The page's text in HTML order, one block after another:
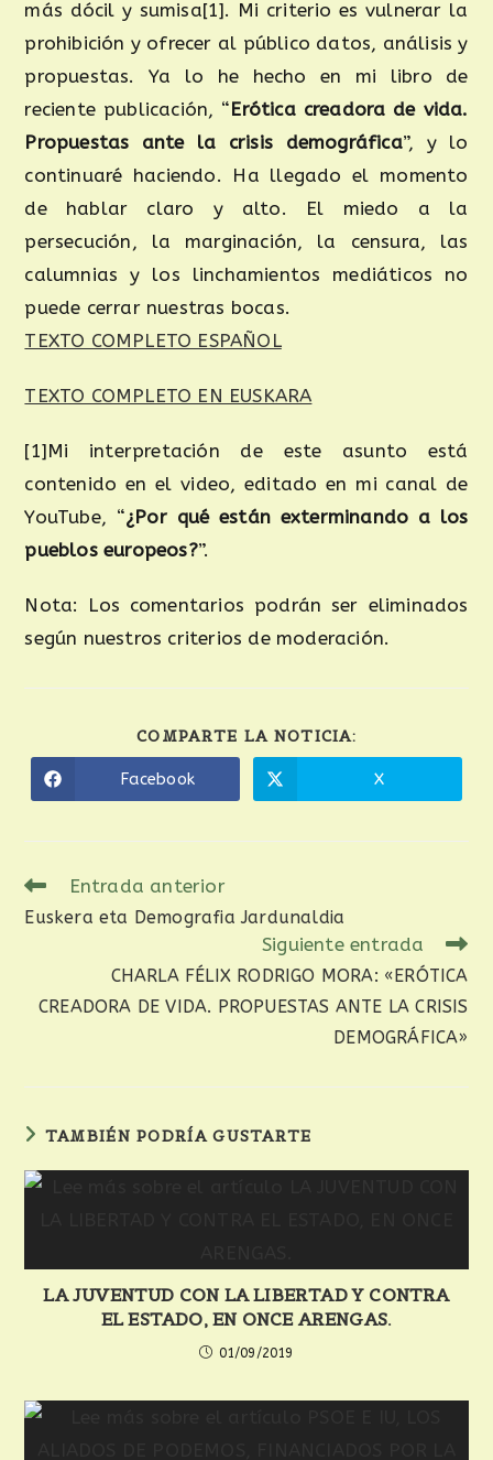
más dócil y sumisa[1]. Mi criterio es vulnerar la
prohibición y ofrecer al público datos, análisis y
propuestas. Ya lo he hecho en mi libro de
reciente publicación, “Erótica creadora de vida.
Propuestas ante la crisis demográfica”, y lo
continuaré haciendo. Ha llegado el momento
de hablar claro y alto. El miedo a la
persecución, la marginación, la censura, las
calumnias y los linchamientos mediáticos no
puede cerrar nuestras bocas.
TEXTO COMPLETO ESPAÑOL
TEXTO COMPLETO EN EUSKARA
[1]Mi interpretación de este asunto está
contenido en el video, editado en mi canal de
YouTube, “¿Por qué están exterminando a los
pueblos europeos?”.
Nota: Los comentarios podrán ser eliminados
según nuestros criterios de moderación.
COMPARTE LA NOTICIA:
Facebook X
Entrada anterior
Euskera eta Demografia Jardunaldia
Siguiente entrada
CHARLA FÉLIX RODRIGO MORA: «ERÓTICA
CREADORA DE VIDA. PROPUESTAS ANTE LA CRISIS
DEMOGRÁFICA»
TAMBIÉN PODRÍA GUSTARTE
LA JUVENTUD CON LA LIBERTAD Y CONTRA
EL ESTADO, EN ONCE ARENGAS.
01/09/2019